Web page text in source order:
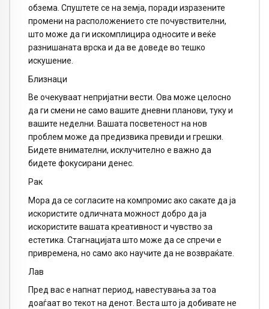
обзема. Спуштете се на земја, поради изразените
промени на расположението сте почувствителни,
што може да ги искомплицира односите и веќе
разнишаната врска и да ве доведе во тешко
искушение.
Близнаци
Ве очекуваат непријатни вести. Ова може целосно
да ги смени не само вашите дневни планови, туку и
вашите неделни. Вашата посветеност на нов
проблем може да предизвика превиди и грешки.
Бидете внимателни, исклучително е важно да
бидете фокусирани денес.
Рак
Мора да се согласите на компромис ако сакате да ја
искористите одличната можност добро да ја
искористите вашата креативност и чувство за
естетика. Стагнацијата што може да се спречи е
привремена, но само ако научите да не возвраќате.
Лав
Пред вас е напнат период, навестувања за тоа
доаѓаат во текот на денот. Веста што ја добивате не